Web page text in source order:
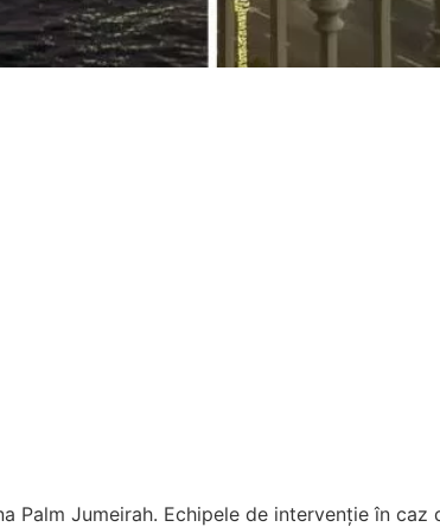
Palm Jumeirah. Echipele de intervenție în caz